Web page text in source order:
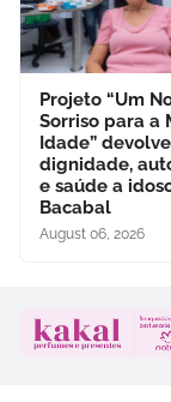
Projeto “Um
Sorriso para a
Idade” devolve
dignidade,
e saúde a
Bacabal
August 06, 2026